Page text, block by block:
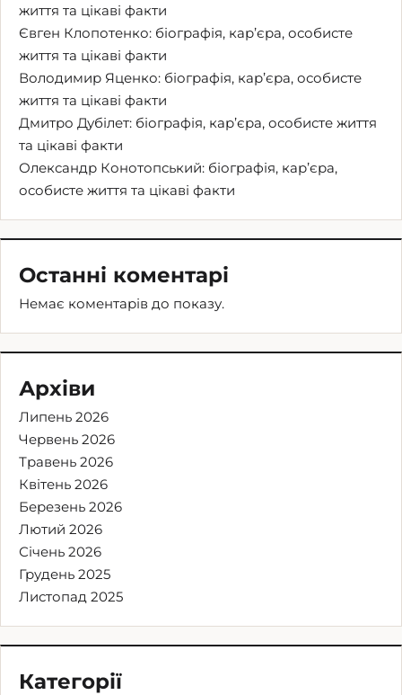
життя та цікаві факти
Євген Клопотенко: біографія, кар’єра, особисте
життя та цікаві факти
Володимир Яценко: біографія, кар’єра, особисте
життя та цікаві факти
Дмитро Дубілет: біографія, кар’єра, особисте життя
та цікаві факти
Олександр Конотопський: біографія, кар’єра,
особисте життя та цікаві факти
Останні коментарі
Немає коментарів до показу.
Архіви
Липень 2026
Червень 2026
Травень 2026
Квітень 2026
Березень 2026
Лютий 2026
Січень 2026
Грудень 2025
Листопад 2025
Категорії